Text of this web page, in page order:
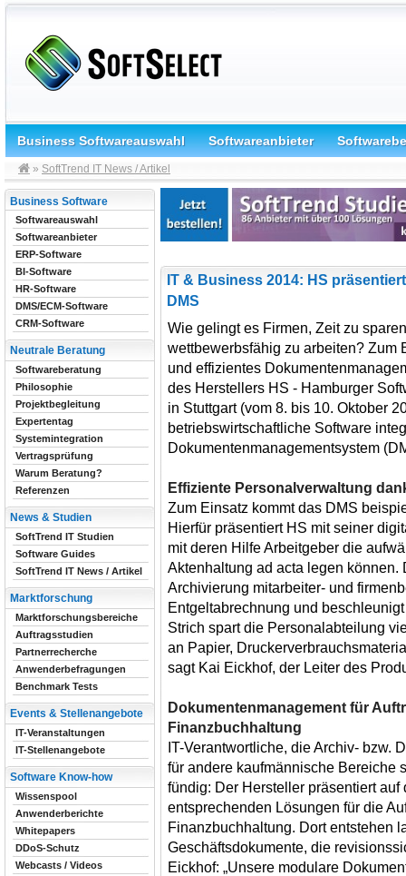
Business Softwareauswahl Softwareanbieter
» SoftTrend IT News / Artikel
IT & Business 2014: HS
DMS
Wie gelingt es Firmen, Zeit zu
wettbewerbsfähig zu arbeiten? Zum
und effizientes
des Herstellers HS - Hamburger
in Stuttgart (vom 8. bis 10. Oktober
betriebswirtschaftliche Software
Dokumentenmanagementsystem
Effiziente Personalverwaltung
Zum Einsatz kommt das DMS
Hierfür präsentiert HS mit seiner
mit deren Hilfe Arbeitgeber die
Aktenhaltung ad acta legen
Archivierung mitarbeiter- und
Entgeltabrechnung und
Strich spart die Personalabteilung
an Papier,
sagt Kai Eickhof, der Leiter des
Dokumentenmanagement für
Finanzbuchhaltung
IT-Verantwortliche, die Archiv- bzw.
für andere kaufmännische Bereiche
fündig: Der Hersteller präsentiert
entsprechenden Lösungen für die
Finanzbuchhaltung. Dort entstehen
Geschäftsdokumente, die
Eickhof: „Unsere modulare
Business Software
Softwareauswahl
Softwareanbieter
ERP-Software
BI-Software
HR-Software
DMS/ECM-Software
CRM-Software
Neutrale Beratung
Softwareberatung
Philosophie
Projektbegleitung
Expertentag
Systemintegration
Vertragsprüfung
Warum Beratung?
Referenzen
News & Studien
SoftTrend IT Studien
Software Guides
SoftTrend IT News / Artikel
Marktforschung
Marktforschungsbereiche
Auftragsstudien
Partnerrecherche
Anwenderbefragungen
Benchmark Tests
Events & Stellenangebote
IT-Veranstaltungen
IT-Stellenangebote
Software Know-how
Wissenspool
Anwenderberichte
Whitepapers
DDoS-Schutz
Webcasts / Videos